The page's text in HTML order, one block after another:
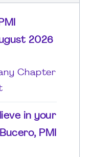
2026
Chapter
in your
PMI